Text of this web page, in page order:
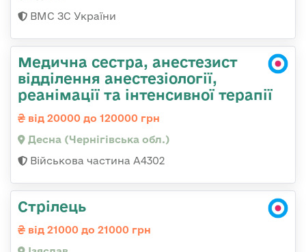
ВМС ЗС України
Медична сестра, анестезист
відділення анестезіології,
реанімації та інтенсивної терапії
від 20000 до 120000 грн
Десна (Чернігівська обл.)
Військова частина А4302
Стрілець
від 21000 до 21000 грн